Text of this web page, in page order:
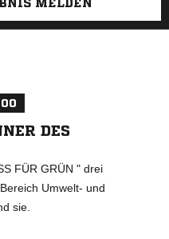
MELDEN
DES
FÜR GRÜN " drei
Umwelt- und
sie.